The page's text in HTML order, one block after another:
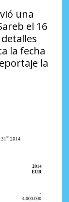
una
el 16
la fecha
la